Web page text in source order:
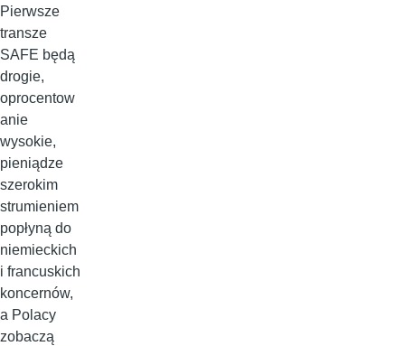
Pierwsze
transze
SAFE będą
drogie,
oprocentow
anie
wysokie,
pieniądze
szerokim
strumieniem
popłyną do
niemieckich
i francuskich
koncernów,
a Polacy
zobaczą